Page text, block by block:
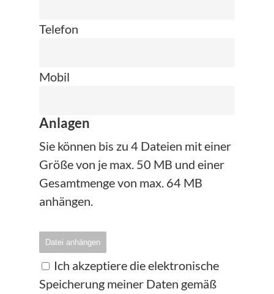
Telefon
Mobil
Anlagen
Sie können bis zu 4 Dateien mit einer
Größe von je max. 50 MB und einer
Gesamtmenge von max. 64 MB
anhängen.
Datei anhängen
Ich akzeptiere die elektronische
Speicherung meiner Daten gemäß